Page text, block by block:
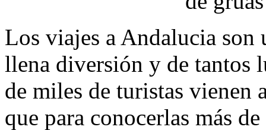
Los viajes a Andalucia son
llena diversión y de tantos
de miles de turistas vienen
que para conocerlas más